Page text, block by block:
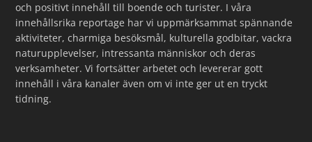
och positivt innehåll till boende och turister. I våra
innehållsrika reportage har vi uppmärksammat spännande
aktiviteter, charmiga besöksmål, kulturella godbitar, vackra
naturupplevelser, intressanta människor och deras
verksamheter. Vi fortsätter arbetet och levererar gott
innehåll i våra kanaler även om vi inte ger ut en tryckt
tidning.